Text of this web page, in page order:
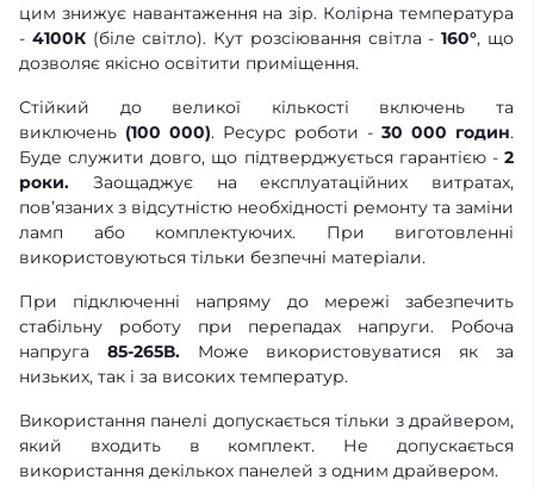
цим знижує навантаження на зір. Колірна температура
- 4100К (біле світло). Кут розсіювання світла -160°, що
дозволяє якісно освітити приміщення.
Стійкий до великої кількості включень та
виключень (100 000). Ресурс роботи - 30 000 годин.
Буде служити довго, що підтверджується гарантією -2
роки. Заощаджує на експлуатаційних витратах,
пов’язаних з відсутністю необхідності ремонту та заміни
ламп або комплектуючих. При виготовленні
використовуються тільки безпечні матеріали.
При підключенні напряму до мережі забезпечить
стабільну роботу при перепадах напруги. Робоча
напруга 85-265В. Може використовуватися як за
низьких, так і за високих температур.
Використання панелі допускається тільки з драйвером,
який входить в комплект. Не допускається
використання декількох панелей з одним драйвером.